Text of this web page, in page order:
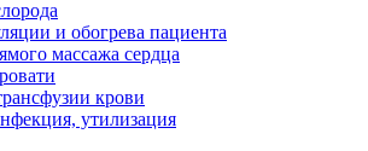
и обогрева пациента
массажа сердца
крови
утилизация